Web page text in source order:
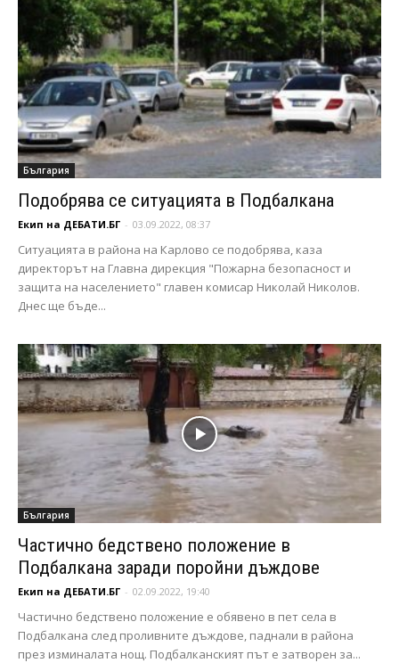
България
Подобрява се ситуацията в Подбалкана
Екип на ДЕБАТИ.БГ - 03.09.2022, 08:37
Ситуацията в района на Карлово се подобрява, каза
директорът на Главна дирекция "Пожарна безопасност и
защита на населението" главен комисар Николай Николов.
Днес ще бъде...
България
Частично бедствено положение в
Подбалкана заради поройни дъждове
Екип на ДЕБАТИ.БГ - 02.09.2022, 19:40
Частично бедствено положение е обявено в пет села в
Подбалкана след проливните дъждове, паднали в района
през изминалата нощ. Подбалканският път е затворен за...